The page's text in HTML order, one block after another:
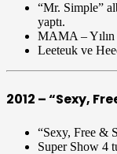
“Mr. Simple”
yaptı.
MAMA – Yılın
Leeteuk ve
2012 – “Sexy,
“Sexy, Free &
Super Show 4